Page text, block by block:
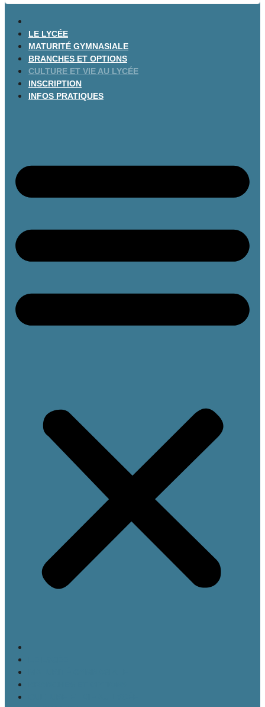
LE LYCÉE
MATURITÉ GYMNASIALE
BRANCHES ET OPTIONS
CULTURE ET VIE AU LYCÉE
INSCRIPTION
INFOS PRATIQUES